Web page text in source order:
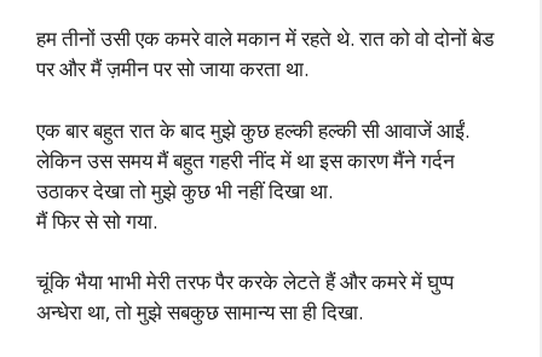
हम तीनों उसी एक कमरे वाले मकान में रहते थे. रात को वो दोनों बेड
पर और मैं ज़मीन पर सो जाया करता था.
एक बार बहुत रात के बाद मुझे कुछ हल्की हल्की सी आवाजें आईं.
लेकिन उस समय मैं बहुत गहरी नींद में था इस कारण मैंने गर्दन
उठाकर देखा तो मुझे कुछ भी नहीं दिखा था.
मैं फिर से सो गया.
चूंकि भैया भाभी मेरी तरफ पैर करके लेटते हैं और कमरे में घुप्प
अन्धेरा था, तो मुझे सबकुछ सामान्य सा ही दिखा.